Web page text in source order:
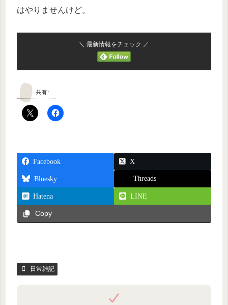
はやりませんけど。
＼ 最新情報をチェック ／
共有:
Facebook X
Bluesky Threads
Hatena LINE
Copy
日常雑記